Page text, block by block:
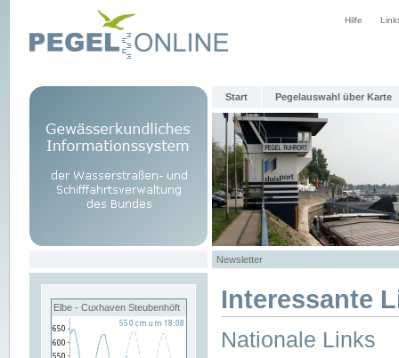
Hilfe
Start Pegelauswahl über Karte
Newsletter
Elbe - Cuxhaven Steubenhöft Interessante
Nationale Links